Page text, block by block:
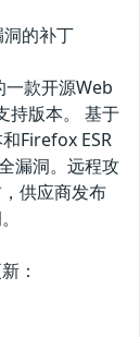
的补丁
款开源Web
持版本。 基于
Firefox ESR
漏洞。远程攻
供应商发布
：